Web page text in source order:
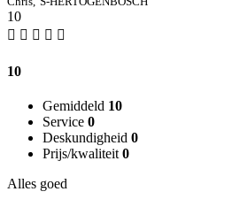
10
10
Gemiddeld 10
Service 0
Deskundigheid 0
Prijs/kwaliteit 0
Alles goed